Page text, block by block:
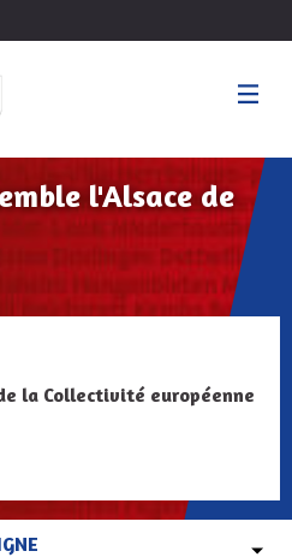
l'Alsace de
la Collectivité européenne